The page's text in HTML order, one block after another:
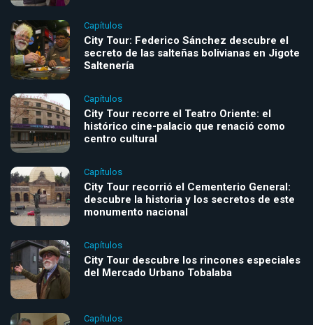
Capítulos
City Tour: Federico Sánchez descubre el
secreto de las salteñas bolivianas en Jigote
Saltenería
Capítulos
City Tour recorre el Teatro Oriente: el
histórico cine-palacio que renació como
centro cultural
Capítulos
City Tour recorrió el Cementerio General:
descubre la historia y los secretos de este
monumento nacional
Capítulos
City Tour descubre los rincones especiales
del Mercado Urbano Tobalaba
Capítulos